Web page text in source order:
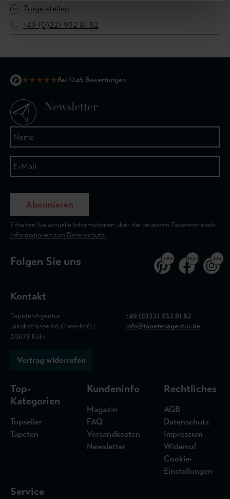
Frage stellen
+49 (0)221 932 81 82
★★★★★Bei 1245 Bewertungen
Newsletter
Abonnieren
Erhalten Sie aktuelle Informationen über die neuesten Tapetentrends.
Informationen zum Datenschutz.
Folgen Sie uns 4,9 k 32,5 k 3,1 k
Kontakt
TapetenAgentur
Jakobstrasse 66 (Innenhof) |
50678 Köln
+49 (0)221 932 81 82
info@tapetenagentur.de
Vertrag widerrufen
Top-
Kategorien
Topseller
Tapeten
Kundeninfo
Magazin
FAQ
Versandkosten
Newsletter
Rechtliches
AGB
Datenschutz
Impressum
Widerruf
Cookie-
Einstellungen
Service